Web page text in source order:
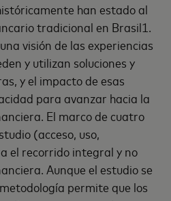
han estado al
tradicional en Brasil1 .
visión de las experiencias
y utilizan soluciones y
y el impacto de esas
para avanzar hacia la
El marco de cuatro
(acceso, uso,
el recorrido integral y no
Aunque el estudio se
permite que los